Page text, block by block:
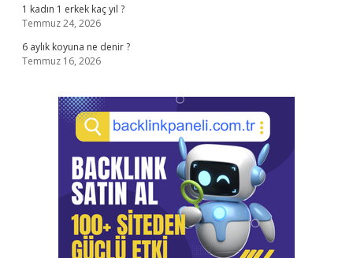
1 kadın 1 erkek kaç yıl ?
Temmuz 24, 2026
6 aylık koyuna ne denir ?
Temmuz 16, 2026